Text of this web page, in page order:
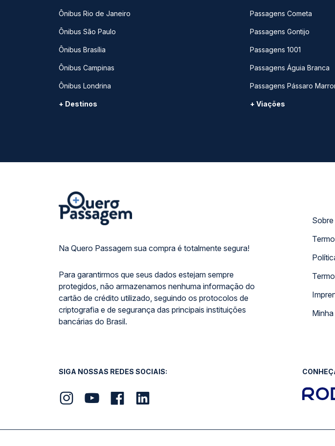
Ônibus Rio de Janeiro
Ônibus São Paulo
Ônibus Brasília
Ônibus Campinas
Ônibus Londrina
+ Destinos
Passagens Cometa
Passagens Gontijo
Passagens 1001
Passagens Águia Branca
Passagens Pássaro
+ Viações
Na Quero Passagem sua compra é totalmente segura!
Para garantirmos que seus dados estejam sempre
protegidos, não armazenamos nenhuma informação do
cartão de crédito utilizado, seguindo os protocolos de
criptografia e de segurança das principais instituições
bancárias do Brasil.
SIGA NOSSAS REDES SOCIAIS: